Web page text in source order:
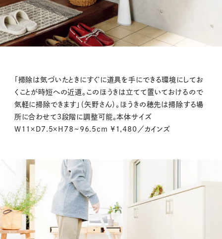
「掃除は気づいたときにすぐに道具を手にできる環境にしてお
くことが時短への近道。このほうきは立てて置いておけるので
気軽に掃除できます」（矢野さん）。ほうきの穂先は掃除する場
所に合わせて3段階に調整可能。本体サイズ
W11×D7.5×H78~96.5cm ¥1,480／カインズ